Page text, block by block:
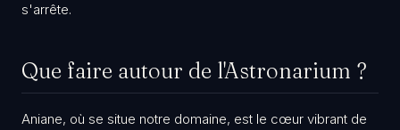
s'arrête.
​Que faire autour de l'Astronarium ?
​Aniane, où se situe notre domaine, est le cœur vibrant de